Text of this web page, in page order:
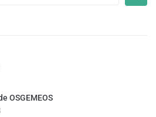
OSGEMEOS